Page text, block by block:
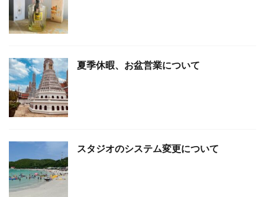
夏季休暇、お盆営業について
スタジオのシステム変更について